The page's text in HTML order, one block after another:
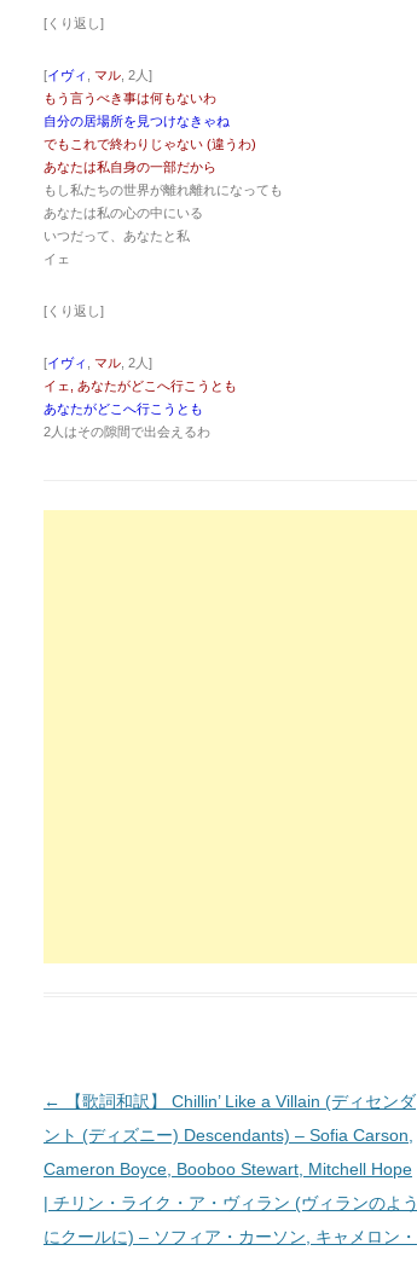
[くり返し]
[イヴィ マル , 2人]
もう言うべき事は何もないわ
自分の居場所を見つけなきゃね
でもこれで終わりじゃない (違うわ)
あなたは私自身の一部だから
もし私たちの世界が離れ離れになっても
あなたは私の心の中にいる
いつだって、あなたと私
イェ
[くり返し]
[イヴィ マル , 2人]
イェ, あなたがどこへ行こうとも
あなたがどこへ行こうとも
2人はその隙間で出会えるわ
投
稿
ナ
ビ
ゲ
←
【歌詞和訳】 Chillin’ Like a Villain (ディセンダ
ント (ディズニー) Descendants) – Sofia Carson,
Cameron Boyce, Booboo Stewart, Mitchell Hope
| チリン・ライク・ア・ヴィラン (ヴィランのよう
にクールに) – ソフィア・カーソン, キャメロン・